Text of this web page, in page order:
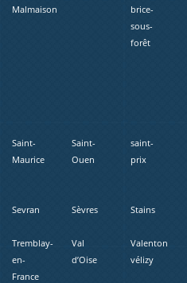
Malmaison
brice-
sous-
forêt
Saint-
Maurice
Saint-
Ouen
saint-
prix
Sevran
Sèvres Stains
Tremblay-
en-
France
Val
d’Oise
Valenton
vélizy